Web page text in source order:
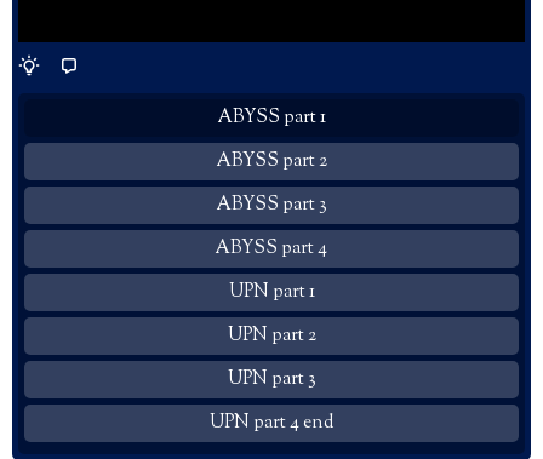
ABYSS part 1
ABYSS part 2
ABYSS part 3
ABYSS part 4
UPN part 1
UPN part 2
UPN part 3
UPN part 4 end